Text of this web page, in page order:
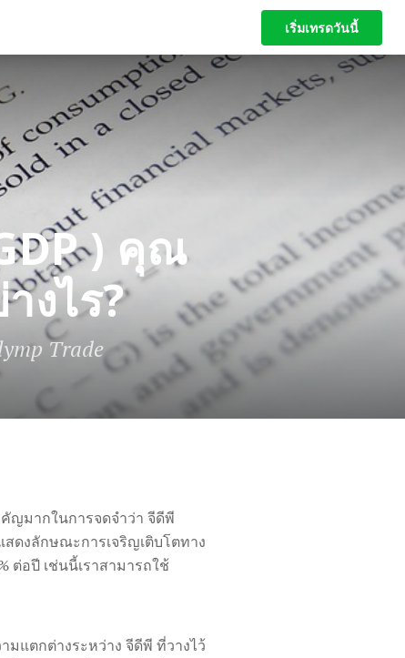
เริ่มเทรดวันนี้
) คุณ
งไร?
Trade
ญมากในการจดจำว่า จีดีพี
ดงลักษณะการเจริญเติบโตทาง
ต่อปี เช่นนี้เราสามารถใช้
มแตกต่างระหว่าง จีดีพี ที่วางไว้
เริ่มเทรดวันนี้